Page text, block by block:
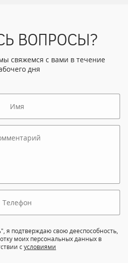
ВОПРОСЫ?
свяжемся с вами в течение
дня
я подтверждаю свою дееспособность,
моих персональных данных в
сусловиями